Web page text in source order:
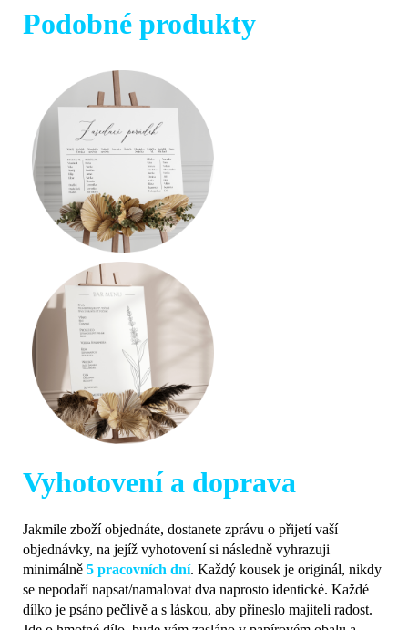
Podobné produkty
Vyhotovení a doprava
Jakmile zboží objednáte, dostanete zprávu o přijetí vaší
objednávky, na jejíž vyhotovení si následně vyhrazuji
minimálně 5 pracovních dní. Každý kousek je originál, nikdy
se nepodaří napsat/namalovat dva naprosto identické. Každé
dílko je psáno pečlivě a s láskou, aby přineslo majiteli radost.